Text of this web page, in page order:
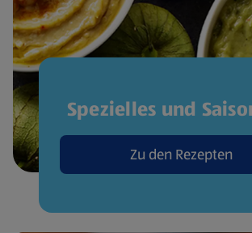
Spezielles und
Zu den Rezepten